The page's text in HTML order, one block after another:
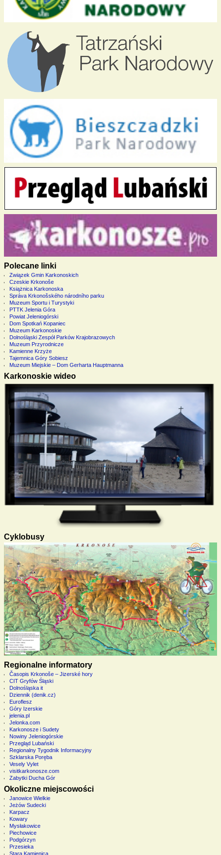
Polecane linki
Związek Gmin Karkonoskich
Czeskie Krkonoše
Książnica Karkonoska
Správa Krkonošského národního parku
Muzeum Sportu i Turystyki
PTTK Jelenia Góra
Powiat Jeleniogórski
Dom Spotkań Kopaniec
Muzeum Karkonoskie
Dolnośląski Zespół Parków Krajobrazowych
Muzeum Przyrodnicze
Kamienne Krzyże
Tajemnica Góry Sobiesz
Muzeum Miejskie – Dom Gerharta Hauptmanna
Karkonoskie wideo
Cyklobusy
Regionalne informatory
Časopis Krkonoše – Jizerské hory
CIT Gryfów Śląski
Dolnośląska it
Dziennik (denik.cz)
Euroflesz
Góry Izerskie
jelenia.pl
Jelonka.com
Karkonosze i Sudety
Nowiny Jeleniogórskie
Przegląd Lubański
Regionalny Tygodnik Informacyjny
Szklarska Poręba
Vesely Vylet
visitkarkonosze.com
Zabytki Ducha Gór
Okoliczne miejscowości
Janowice Wielkie
Jeżów Sudecki
Karpacz
Kowary
Mysłakowice
Piechowice
Podgórzyn
Przesieka
Stara Kamienica